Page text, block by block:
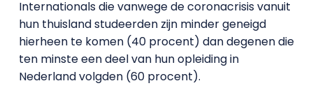
Internationals die vanwege de coronacrisis vanuit
hun thuisland studeerden zijn minder geneigd
hierheen te komen (40 procent) dan degenen die
ten minste een deel van hun opleiding in
Nederland volgden (60 procent).